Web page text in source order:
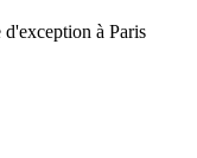
d'exception à Paris